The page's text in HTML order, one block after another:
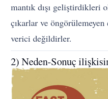
mantık dışı geliştirdikleri
çıkarlar ve öngörülemeyen
verici değildirler.
2) Neden-Sonuç